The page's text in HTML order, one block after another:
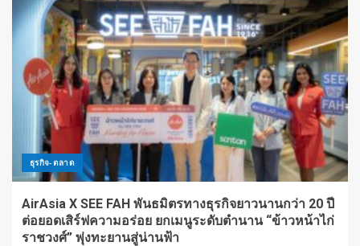
ธุรกิจ-ตลาด
AirAsia X SEE FAH พันธมิตรทางธุรกิจยาวนานกว่า 20 ปี
ต่อยอดเสิร์ฟความอร่อย ยกเมนูระดับตำนาน “ข้าวหน้าไก่
ราชวงศ์” พุ่งทะยานสู่น่านฟ้า